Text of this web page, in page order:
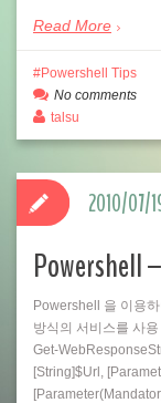
Read More
Powershell Tips
No comments
talsu
Powershell
Powershell 을 이용
방식의 서비스를 사
Get-
[String]$Url,
2010/07/